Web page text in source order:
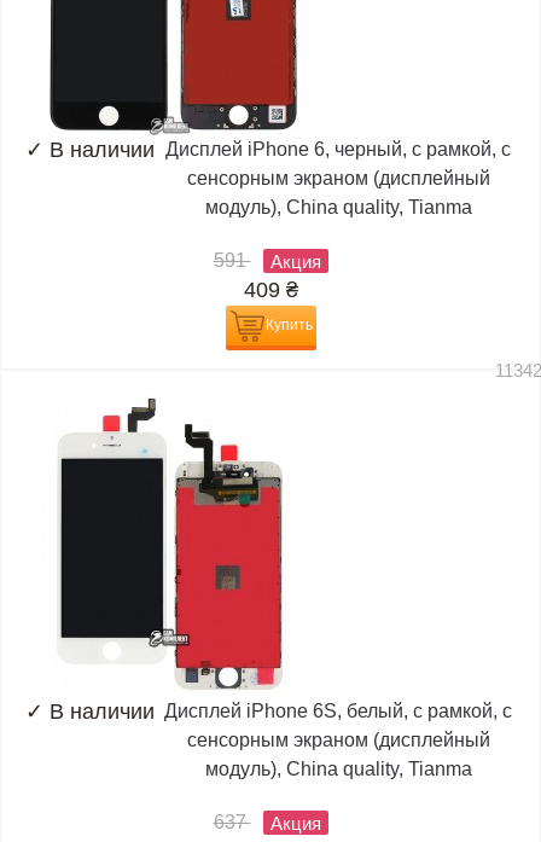
✓ В наличии Дисплей iPhone 6, черный, с рамкой, с
сенсорным экраном (дисплейный
модуль), China quality, Tianma
591 Акция
409 ₴
Купить
✓ В наличии Дисплей iPhone 6S, белый, с рамкой, с
сенсорным экраном (дисплейный
модуль), China quality, Tianma
637 Акция